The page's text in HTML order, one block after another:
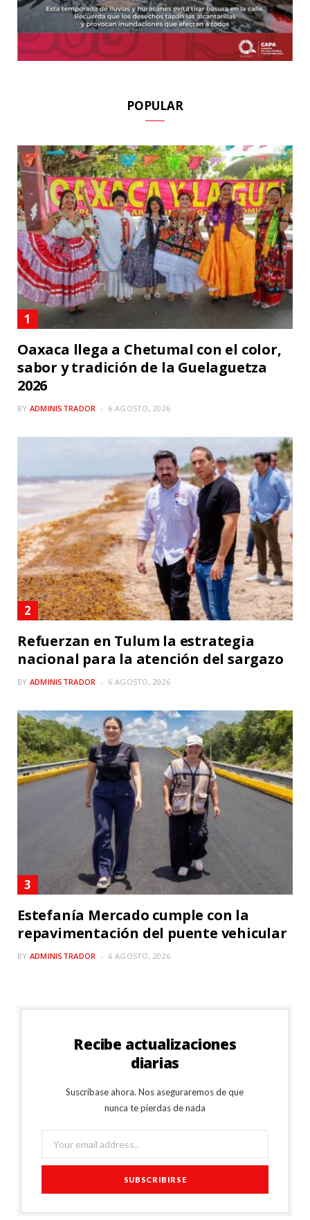
POPULAR
Oaxaca llega a Chetumal con el color,
sabor y tradición de la Guelaguetza
2026
BY ADMINISTRADOR 6 AGOSTO, 2026
Refuerzan en Tulum la estrategia
nacional para la atención del sargazo
BY ADMINISTRADOR 6 AGOSTO, 2026
Estefanía Mercado cumple con la
repavimentación del puente vehicular
BY ADMINISTRADOR 6 AGOSTO, 2026
Recibe actualizaciones
diarias
Suscríbase ahora. Nos aseguraremos de que
nunca te pierdas de nada